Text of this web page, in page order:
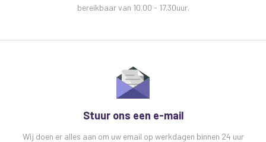
bereikbaar van 10.00 - 17.30uur.
Stuur ons een e-mail
Wij doen er alles aan om uw email op werkdagen binnen 24 uur